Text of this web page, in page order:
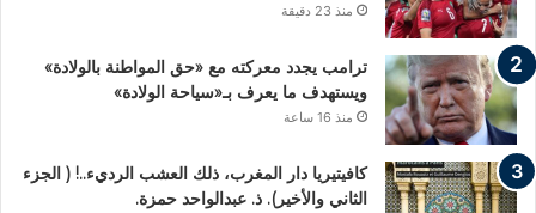
منذ 23 دقيقة
ترامب يجدد معركته مع «حق المواطنة بالولادة»
ويستهدف ما يعرف بـ«سياحة الولادة»
منذ 16 ساعة
كافيتيريا دار المغرب، ذلك العشب الرديء..! ( الجزء
الثاني والأخير). ذ. عبدالواحد حمزة.